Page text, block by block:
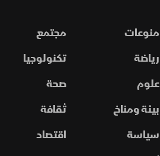
منوعات
مجتمع
رياضة
تكنولوجيا
علوم
صحة
بيئة ومناخ
ثقافة
سياسة
اقتصاد